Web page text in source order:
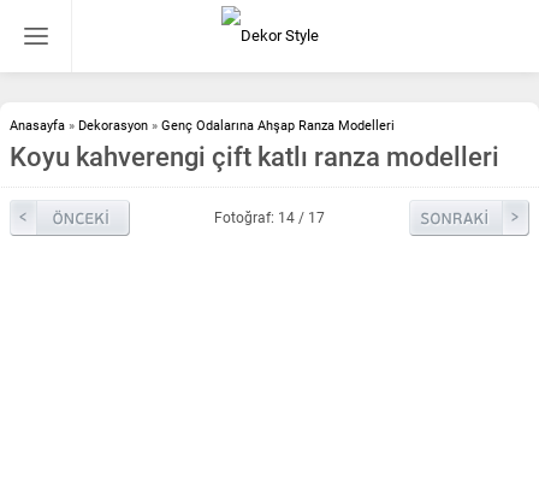
Anasayfa » Dekorasyon » Genç Odalarına Ahşap Ranza Modelleri
Koyu kahverengi çift katlı ranza modelleri
Fotoğraf: 14 / 17